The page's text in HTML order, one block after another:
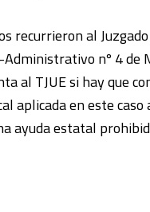
recurrieron al
nº 4 de
al TJUE si hay que
aplicada en este caso
ayuda estatal